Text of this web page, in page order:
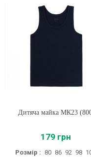
Дитяча майка МК23
179 грн
Розмір : 80 86 92 98